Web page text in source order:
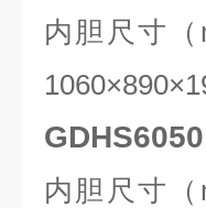
内胆尺寸（
1060×890×
GDHS6050
内胆尺寸（